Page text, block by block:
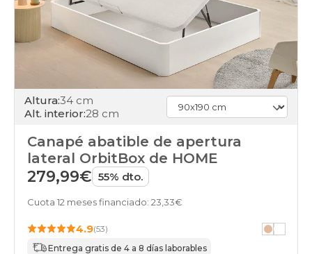
160x190cm
online
black-
days
canapes-
abatibles
160x200cm-
doble
online
days
canapes-
abatibles
online
canapes-
Altura:34 cm
Alt. interior:28 cm
Canapé abatible de apertura
lateral OrbitBox de HOME
279,99€ 55% dto.
Cuota 12 meses financiado: 23,33€
4.9(53)
Entrega gratis de 4 a 8 días laborables